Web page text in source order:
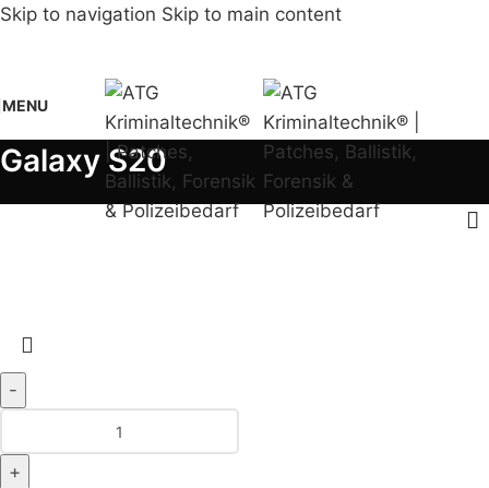
Skip to navigation Skip to main content
MENU
Galaxy S20